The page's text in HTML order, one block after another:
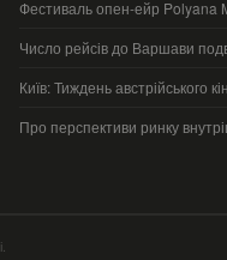
Фестиваль опен-ейр Polyana
Число рейсів до Варшави
Київ: Тиждень австрійського
Про перспективи ринку